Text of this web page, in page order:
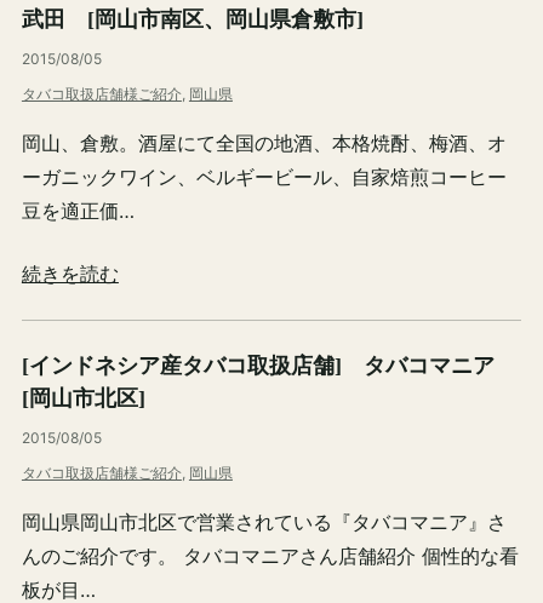
武田 [岡山市南区、岡山県倉敷市]
2015/08/05
タバコ取扱店舗様ご紹介, 岡山県
岡山、倉敷。酒屋にて全国の地酒、本格焼酎、梅酒、オ
ーガニックワイン、ベルギービール、自家焙煎コーヒー
豆を適正価…
続きを読む
[インドネシア産タバコ取扱店舗] タバコマニア
[岡山市北区]
2015/08/05
タバコ取扱店舗様ご紹介, 岡山県
岡山県岡山市北区で営業されている『タバコマニア』さ
んのご紹介です。 タバコマニアさん店舗紹介 個性的な看
板が目…